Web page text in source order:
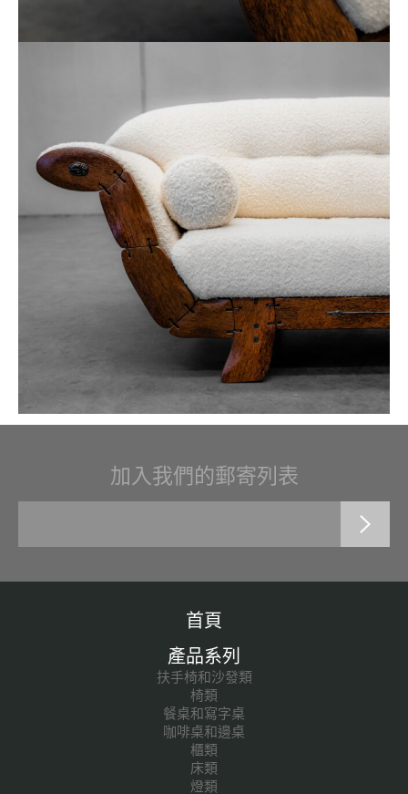
加入我們的郵寄列表
首頁
產品系列
扶手椅和沙發類
椅類
餐桌和寫字桌
咖啡桌和邊桌
櫃類
床類
燈類